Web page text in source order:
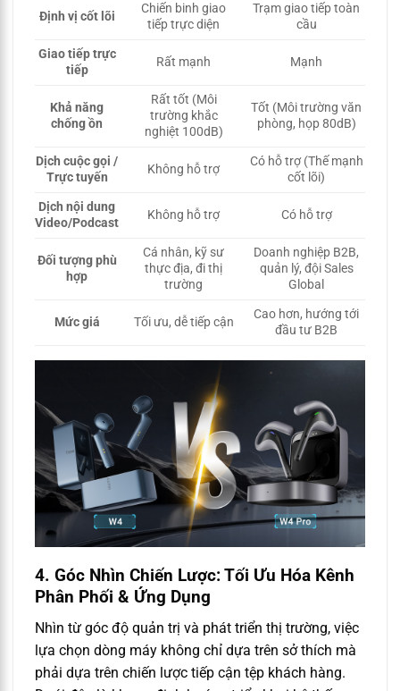
Định vị cốt lõi
Chiến binh giao
tiếp trực diện
Trạm giao tiếp toàn
cầu
Giao tiếp trực
tiếp
Rất mạnh Mạnh
Khả năng
chống ồn
Rất tốt (Môi
trường khắc
nghiệt 100dB)
Tốt (Môi trường văn
phòng, họp 80dB)
Dịch cuộc gọi /
Trực tuyến
Không hỗ trợ
Có hỗ trợ (Thế mạnh
cốt lõi)
Dịch nội dung
Video/Podcast
Không hỗ trợ Có hỗ trợ
Đối tượng phù
hợp
Cá nhân, kỹ sư
thực địa, đi thị
trường
Doanh nghiệp B2B,
quản lý, đội Sales
Global
Mức giá Tối ưu, dễ tiếp cận
Cao hơn, hướng tới
đầu tư B2B
4. Góc Nhìn Chiến Lược: Tối Ưu Hóa Kênh
Phân Phối & Ứng Dụng
Nhìn từ góc độ quản trị và phát triển thị trường, việc
lựa chọn dòng máy không chỉ dựa trên sở thích mà
phải dựa trên chiến lược tiếp cận tệp khách hàng.